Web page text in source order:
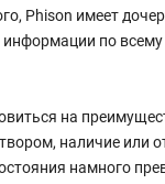
Phison имеет
по
на
наличие или
намного